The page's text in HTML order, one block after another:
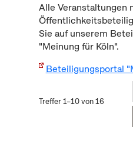
Alle Veranstaltungen
Sie auf unserem
"Meinung für Köln".
Beteiligungsportal
Treffer 1–10 von 16